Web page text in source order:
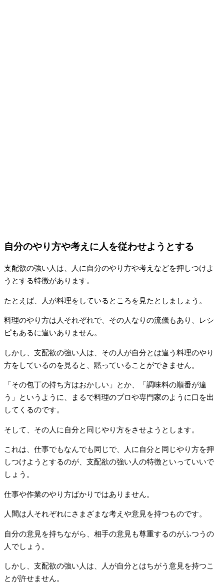
自分のやり方や考えに人を従わせようとする
支配欲の強い人は、人に自分のやり方や考えなどを押しつけよ
うとする特徴があります。
たとえば、人が料理をしているところを見たとしましょう。
料理のやり方は人それぞれで、その人なりの流儀もあり、レシ
ピもあるに違いありません。
しかし、支配欲の強い人は、その人が自分とは違う料理のやり
方をしているのを見ると、黙っていることができません。
「その包丁の持ち方はおかしい」とか、「調味料の順番が違
う」というように、まるで料理のプロや専門家のように口を出
してくるのです。
そして、その人に自分と同じやり方をさせようとします。
これは、仕事でもなんでも同じで、人に自分と同じやり方を押
しつけようとするのが、支配欲の強い人の特徴といっていいで
しょう。
仕事や作業のやり方ばかりではありません。
人間は人それぞれにさまざまな考えや意見を持つものです。
自分の意見を持ちながら、相手の意見も尊重するのがふつうの
人でしょう。
しかし、支配欲の強い人は、人が自分とはちがう意見を持つこ
とが許せません。